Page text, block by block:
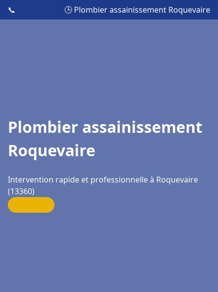
📞 🕒 Plombier assainissement Roquevaire
Plombier assainissement
Roquevaire
Intervention rapide et professionnelle à Roquevaire
(13360)